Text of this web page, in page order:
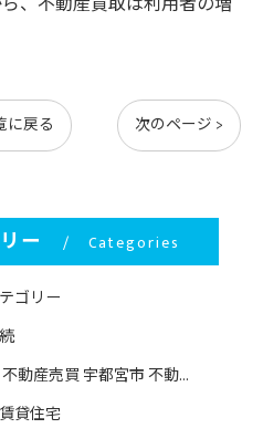
に戻る 次のページ >
ー Categories
ゴリー
産売買 宇都宮市 不動産売却
貸住宅